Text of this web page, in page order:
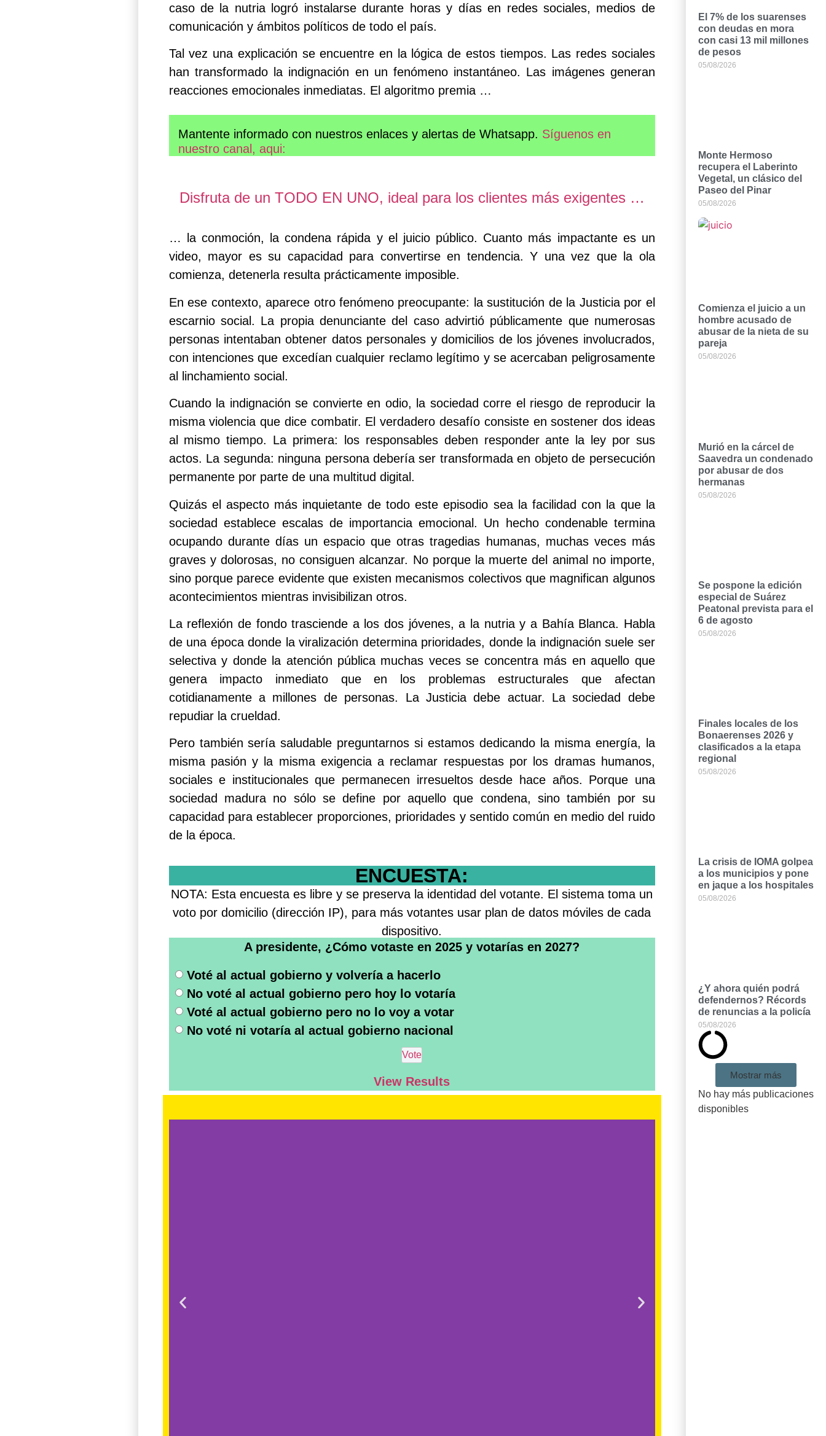
caso de la nutria logró instalarse durante horas y días en redes sociales, medios de
comunicación y ámbitos políticos de todo el país.
Tal vez una explicación se encuentre en la lógica de estos tiempos. Las redes sociales
han transformado la indignación en un fenómeno instantáneo. Las imágenes generan
reacciones emocionales inmediatas. El algoritmo premia …
Mantente informado con nuestros enlaces y alertas de Whatsapp. Síguenos en
nuestro canal, aqui:
Disfruta de un TODO EN UNO, ideal para los clientes más exigentes …
… la conmoción, la condena rápida y el juicio público. Cuanto más impactante es un
video, mayor es su capacidad para convertirse en tendencia. Y una vez que la ola
comienza, detenerla resulta prácticamente imposible.
En ese contexto, aparece otro fenómeno preocupante: la sustitución de la Justicia por el
escarnio social. La propia denunciante del caso advirtió públicamente que numerosas
personas intentaban obtener datos personales y domicilios de los jóvenes involucrados,
con intenciones que excedían cualquier reclamo legítimo y se acercaban peligrosamente
al linchamiento social.
Cuando la indignación se convierte en odio, la sociedad corre el riesgo de reproducir la
misma violencia que dice combatir. El verdadero desafío consiste en sostener dos ideas
al mismo tiempo. La primera: los responsables deben responder ante la ley por sus
actos. La segunda: ninguna persona debería ser transformada en objeto de persecución
permanente por parte de una multitud digital.
Quizás el aspecto más inquietante de todo este episodio sea la facilidad con la que la
sociedad establece escalas de importancia emocional. Un hecho condenable termina
ocupando durante días un espacio que otras tragedias humanas, muchas veces más
graves y dolorosas, no consiguen alcanzar. No porque la muerte del animal no importe,
sino porque parece evidente que existen mecanismos colectivos que magnifican algunos
acontecimientos mientras invisibilizan otros.
La reflexión de fondo trasciende a los dos jóvenes, a la nutria y a Bahía Blanca. Habla
de una época donde la viralización determina prioridades, donde la indignación suele ser
selectiva y donde la atención pública muchas veces se concentra más en aquello que
genera impacto inmediato que en los problemas estructurales que afectan
cotidianamente a millones de personas. La Justicia debe actuar. La sociedad debe
repudiar la crueldad.
Pero también sería saludable preguntarnos si estamos dedicando la misma energía, la
misma pasión y la misma exigencia a reclamar respuestas por los dramas humanos,
sociales e institucionales que permanecen irresueltos desde hace años. Porque una
sociedad madura no sólo se define por aquello que condena, sino también por su
capacidad para establecer proporciones, prioridades y sentido común en medio del ruido
de la época.
ENCUESTA:
A presidente, ¿Cómo votaste en 2025 y votarías en 2027?
Voté al actual gobierno y volvería a hacerlo
No voté al actual gobierno pero hoy lo votaría
Voté al actual gobierno pero no lo voy a votar
No voté ni votaría al actual gobierno nacional
View Results
NOTA: Esta encuesta es libre y se preserva la identidad del votante. El sistema toma un
voto por domicilio (dirección IP), para más votantes usar plan de datos móviles de cada
dispositivo.
El 7% de los suarenses
con deudas en mora
con casi 13 mil millones
de pesos
05/08/2026
Monte Hermoso
recupera el Laberinto
Vegetal, un clásico del
Paseo del Pinar
05/08/2026
Comienza el juicio a un
hombre acusado de
abusar de la nieta de su
pareja
05/08/2026
Murió en la cárcel de
Saavedra un condenado
por abusar de dos
hermanas
05/08/2026
Se pospone la edición
especial de Suárez
Peatonal prevista para el
6 de agosto
05/08/2026
Finales locales de los
Bonaerenses 2026 y
clasificados a la etapa
regional
05/08/2026
La crisis de IOMA golpea
a los municipios y pone
en jaque a los hospitales
05/08/2026
¿Y ahora quién podrá
defendernos? Récords
de renuncias a la policía
05/08/2026
Mostrar más
No hay más publicaciones
disponibles